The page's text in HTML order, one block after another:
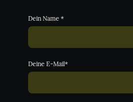
Dein Name *
Deine E-Mail*